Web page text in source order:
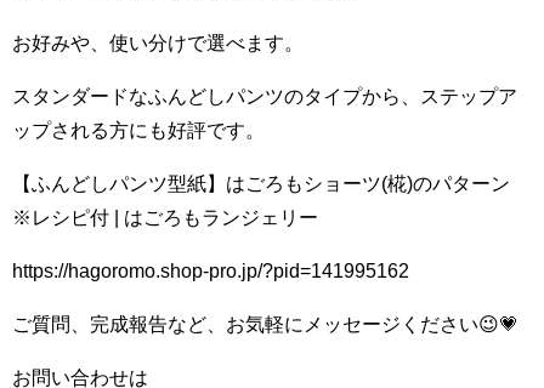
お好みや、使い分けで選べます。
スタンダードなふんどしパンツのタイプから、ステップア
ップされる方にも好評です。
【ふんどしパンツ型紙】はごろもショーツ(椛)のパターン
※レシピ付 | はごろもランジェリー
https://hagoromo.shop-pro.jp/?pid=141995162
ご質問、完成報告など、お気軽にメッセージください😉💗
お問い合わせは